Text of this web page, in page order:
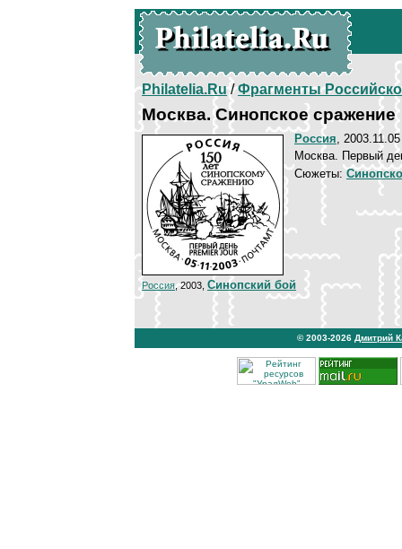
Philatelia.Ru/Фрагменты
Москва. Синопское сражение
Россия, 2003.11.05
Москва. Первый
Сюжеты:
Россия, 2003, Синопский бой
© 2003-2026 Дмитрий